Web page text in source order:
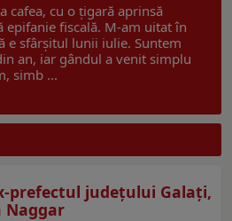
cafea, cu o țigară aprinsă
epifanie fiscală. M-am uitat în
e sfârșitul lunii iulie. Suntem
an, iar gândul a venit simplu
simb ...
prefectul judeţului Galaţi,
Naggar